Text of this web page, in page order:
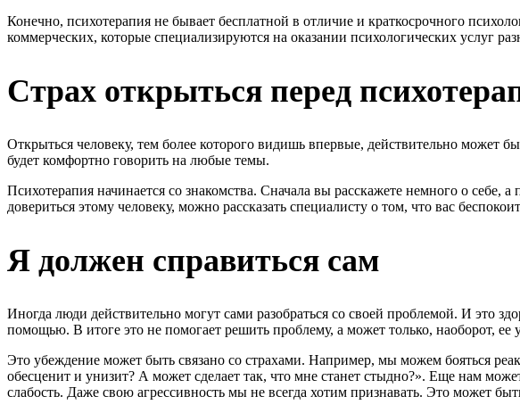
Конечно, психотерапия не бывает бесплатной в отличие и краткосрочного
коммерческих, которые специализируются на оказании психологических услуг
Страх открыться перед
Открыться человеку, тем более которого видишь впервые, действительно может
будет комфортно говорить на любые темы.
Психотерапия начинается со знакомства. Сначала вы расскажете немного о себе,
довериться этому человеку, можно рассказать специалисту о том, что вас
Я должен справиться сам
Иногда люди действительно могут сами разобраться со своей проблемой. И это
помощью. В итоге это не помогает решить проблему, а может только, наоборот, ее
Это убеждение может быть связано со страхами. Например, мы можем бояться
обесценит и унизит? А может сделает так, что мне станет стыдно?». Еще нам
слабость. Даже свою агрессивность мы не всегда хотим признавать. Это может